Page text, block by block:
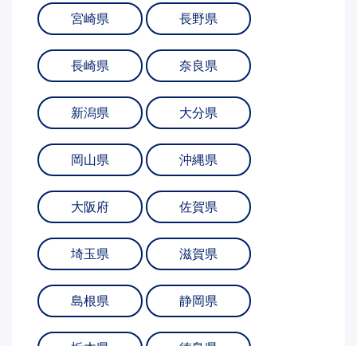
宮崎県 長野県
長崎県 奈良県
新潟県 大分県
岡山県 沖縄県
大阪府 佐賀県
埼玉県 滋賀県
島根県 静岡県